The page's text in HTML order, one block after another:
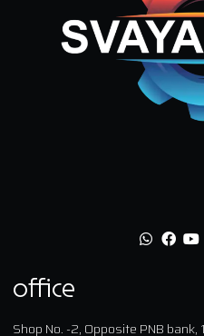
office
Shop No. -2, Opposite PNB